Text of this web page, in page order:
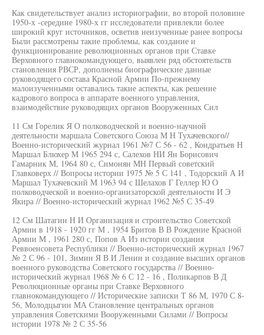
Как свидетельствует анализ историографии, во второй половине
1950-х -середине 1980-х гг исследователи привлекли более
широкий круг источников, осветив неизученные ранее вопросы
Были рассмотрены такие проблемы, как создание и
функционирование революционных органов при Ставке
Верховного главнокомандующего, выявлен ряд обстоятельств
становления РВСР, дополнены биографические данные
руководящего состава Красной Армии По-прежнему
малоизученными оставались такие аспекты, как решение
кадрового вопроса в аппарате военного управления,
взаимодействие руководящих органов Вооруженных Сил
11 См Горелик Я О полководческой и военно-научной
деятельности маршала Советского Союза М Н Тухачевского//
Военно-исторический журнал 1961 №7 С 56 - 62 , Кондратьев Н
Маршал Блюхер М 1965 294 с, Салехов НИ Ян Борисович
Гамарник М, 1964 80 с, Симонян МН Первый советский
Главковерх // Вопросы истории 1975 № 5 С 141 , Тодорский А И
Маршал Тухачевский М 1963 94 с Шелахов Г Геллер Ю О
полководческой и военно-организаторской деятельности И Э
Якира // Военно-исторический журнал 1962 №5 С 35-49
12 См Шатагин Н И Организация и строительство Советской
Армии в 1918 - 1920 гг М , 1954 Бритов В В Рождение Красной
Армии М , 1961 280 с, Попов А Из истории создания
Реввоенсовета Республики // Военно-исторический журнал 1967
№ 2 С 96 - 101, Зимин Я В И Ленин и создание высших органов
военного руководства Советского государства // Военно-
исторический журнал 1968 № 6 С 12 - 16 , Поликарпов В Д
Революционные органы при Ставке Верховного
главнокомандующего // Исторические записки Т 86 М, 1970 С 8-
56, Молодцыгин МА Становление центральных органов
управления Советскими Вооруженными Силами // Вопросы
истории 1978 № 2 С 35-56